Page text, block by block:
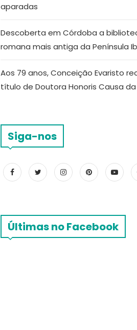
aparadas
Descoberta em Córdoba a
romana mais antiga da Península
Aos 79 anos, Conceição Evaristo
título de Doutora Honoris Causa da
Siga-nos
Últimas no Facebook